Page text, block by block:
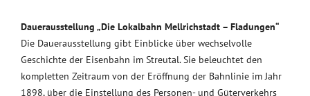
Dauerausstellung „Die Lokalbahn Mellrichstadt – Fladungen“
Die Dauerausstellung gibt Einblicke über wechselvolle
Geschichte der Eisenbahn im Streutal. Sie beleuchtet den
kompletten Zeitraum von der Eröffnung der Bahnlinie im Jahr
1898, über die Einstellung des Personen- und Güterverkehrs